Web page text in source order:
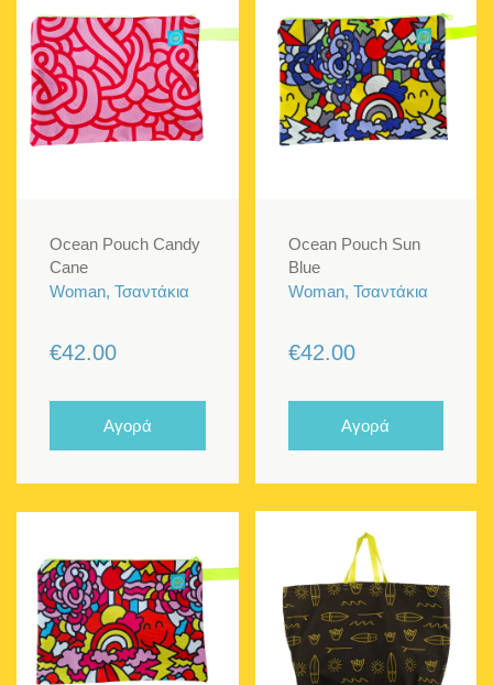
Ocean Pouch Candy
Cane
Woman, Τσαντάκια
€42.00
Αγορά
Ocean Pouch Sun
Blue
Woman, Τσαντάκια
€42.00
Αγορά